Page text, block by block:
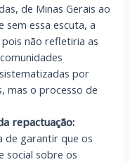
de Minas Gerais ao
sem essa escuta, a
não refletiria as
por
mas o processo de
repactuação:
de garantir que os
social sobre os